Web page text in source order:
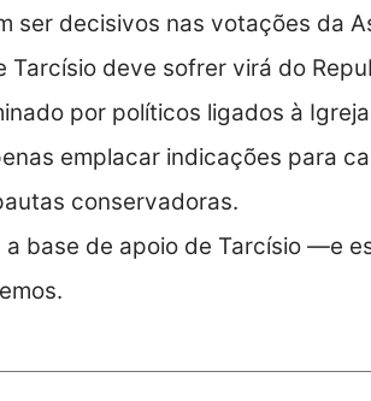
ser decisivos nas votações da
Tarcísio deve sofrer virá do
por políticos ligados à
emplacar indicações para
conservadoras.
a base de apoio de Tarcísio —e